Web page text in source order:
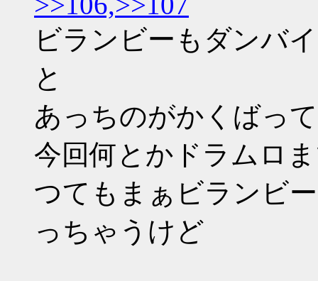
ビランビーもダンバ
と
あっちのがかくばっ
今回何とかドラムロ
つてもまぁビランビ
っちゃうけど